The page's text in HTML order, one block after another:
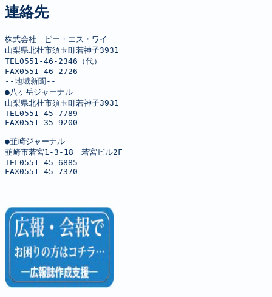
連絡先
株式会社　ピー・エス・ワイ
山梨県北杜市須玉町若神子3931
TEL0551-46-2346（代）
FAX0551-46-2726
--地域新聞--
●八ヶ岳ジャーナル
山梨県北杜市須玉町若神子3931
TEL0551-45-7789
FAX0551-35-9200
●韮崎ジャーナル
韮崎市若宮1-3-18　若宮ビル2F
TEL0551-45-6885
FAX0551-45-7370